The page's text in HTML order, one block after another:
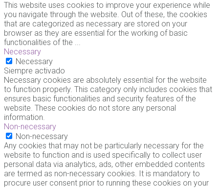
This website uses cookies to improve your experience while
you navigate through the website. Out of these, the cookies
that are categorized as necessary are stored on your
browser as they are essential for the working of basic
functionalities of the ...
Necessary
Necessary
Siempre activado
Necessary cookies are absolutely essential for the website
to function properly. This category only includes cookies that
ensures basic functionalities and security features of the
website. These cookies do not store any personal
information.
Non-necessary
Non-necessary
Any cookies that may not be particularly necessary for the
website to function and is used specifically to collect user
personal data via analytics, ads, other embedded contents
are termed as non-necessary cookies. It is mandatory to
procure user consent prior to running these cookies on your